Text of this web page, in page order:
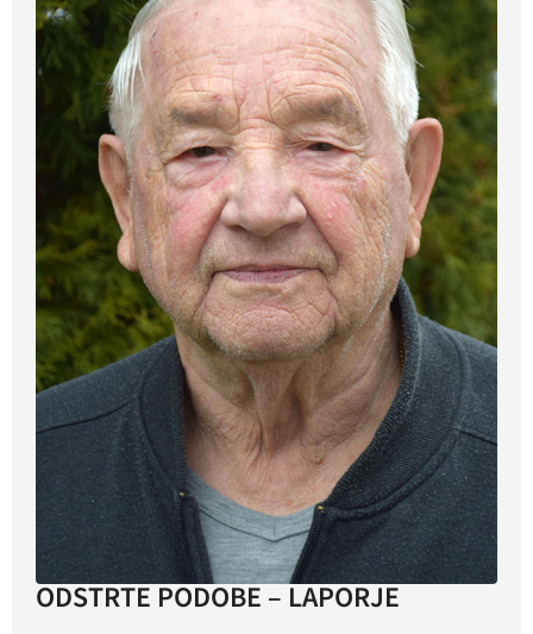
ODSTRTE PODOBE – LAPORJE